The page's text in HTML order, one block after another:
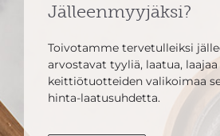
Jälleenmyyjäksi?
Toivotamme tervetulleiksi
arvostavat tyyliä, laatua, laajaa
keittiötuotteiden valikoimaa
hinta-laatusuhdetta.